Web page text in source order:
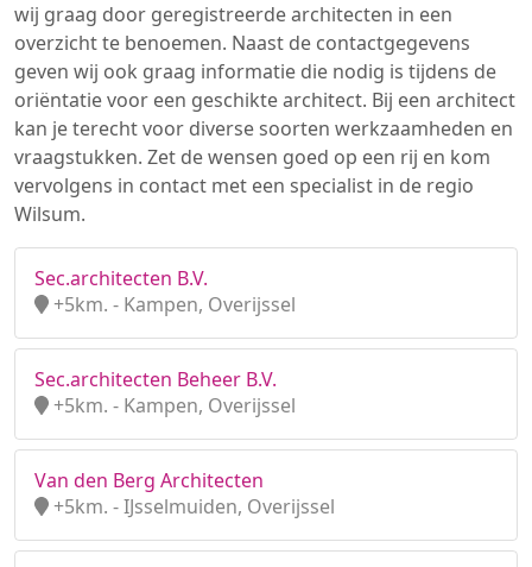
wij graag door geregistreerde architecten in een
overzicht te benoemen. Naast de contactgegevens
geven wij ook graag informatie die nodig is tijdens de
oriëntatie voor een geschikte architect. Bij een architect
kan je terecht voor diverse soorten werkzaamheden en
vraagstukken. Zet de wensen goed op een rij en kom
vervolgens in contact met een specialist in de regio
Wilsum.
Sec.architecten B.V.
+5km. - Kampen, Overijssel
Sec.architecten Beheer B.V.
+5km. - Kampen, Overijssel
Van den Berg Architecten
+5km. - IJsselmuiden, Overijssel